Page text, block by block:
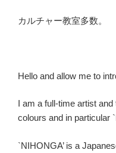
カルチャー教室多数。
Hello and allow me to
I am a full-time artist
colours and in particular
`NIHONGA’ is a